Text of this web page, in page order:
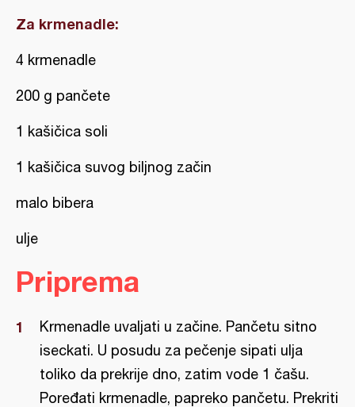
Za krmenadle:
4 krmenadle
200 g pančete
1 kašičica soli
1 kašičica suvog biljnog začin
malo bibera
ulje
Priprema
Krmenadle uvaljati u začine. Pančetu sitno
iseckati. U posudu za pečenje sipati ulja
toliko da prekrije dno, zatim vode 1 čašu.
Poređati krmenadle, papreko pančetu. Prekriti